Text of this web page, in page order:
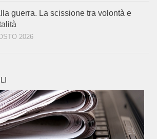
guerra. La scissione tra volontà e
2026